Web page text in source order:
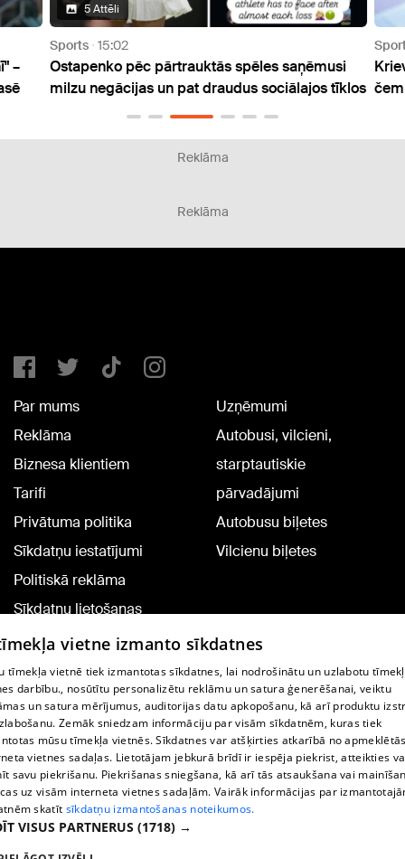
–
5 Attēli
Sports 15:02
Ostapenko pēc pārtrauktās spēles saņēmusi
milzu negācijas un pat draudus sociālajos tīklos
Reklāma
Reklāma
Par mums
Reklāma
Biznesa klientiem
Tarifi
Privātuma politika
Sīkdatņu iestatījumi
Politiskā reklāma
Sīkdatņu lietošanas
noteikumi
Komentāru pievienošana
Uzņēmumi
Autobusi, vilcieni,
starptautiskie
pārvadājumi
Autobusu biļetes
Vilcienu biļetes
TV programma
Līguma noteikumi
360 Ziņu kontakti
Helio Media
Portāla palīdzības dienests: e-pasts -
vietne izmanto sīkdatnes
tīmekļa vietnē tiek izmantotas sīkdatnes, lai nodrošinātu un uzlabotu
darbību., nosūtītu personalizētu reklāmu un satura ģenerēšanai, veiktu
un satura mērījumus, auditorijas datu apkopošanu, kā arī produktu
Zemāk sniedzam informāciju par visām sīkdatnēm, kuras tiek
mūsu tīmekļa vietnēs. Sīkdatnes var atšķirties atkarībā no
vietnes sadaļas. Lietotājam jebkurā brīdī ir iespēja piekrist, atteikties
savu piekrišanu. Piekrišanas sniegšana, kā arī tās atsaukšana vai
uz visām interneta vietnes sadaļām. Vairāk informācijas par
skatīt sīkdatņu izmantošanas noteikumos.
VISUS PARTNERUS (1718) →